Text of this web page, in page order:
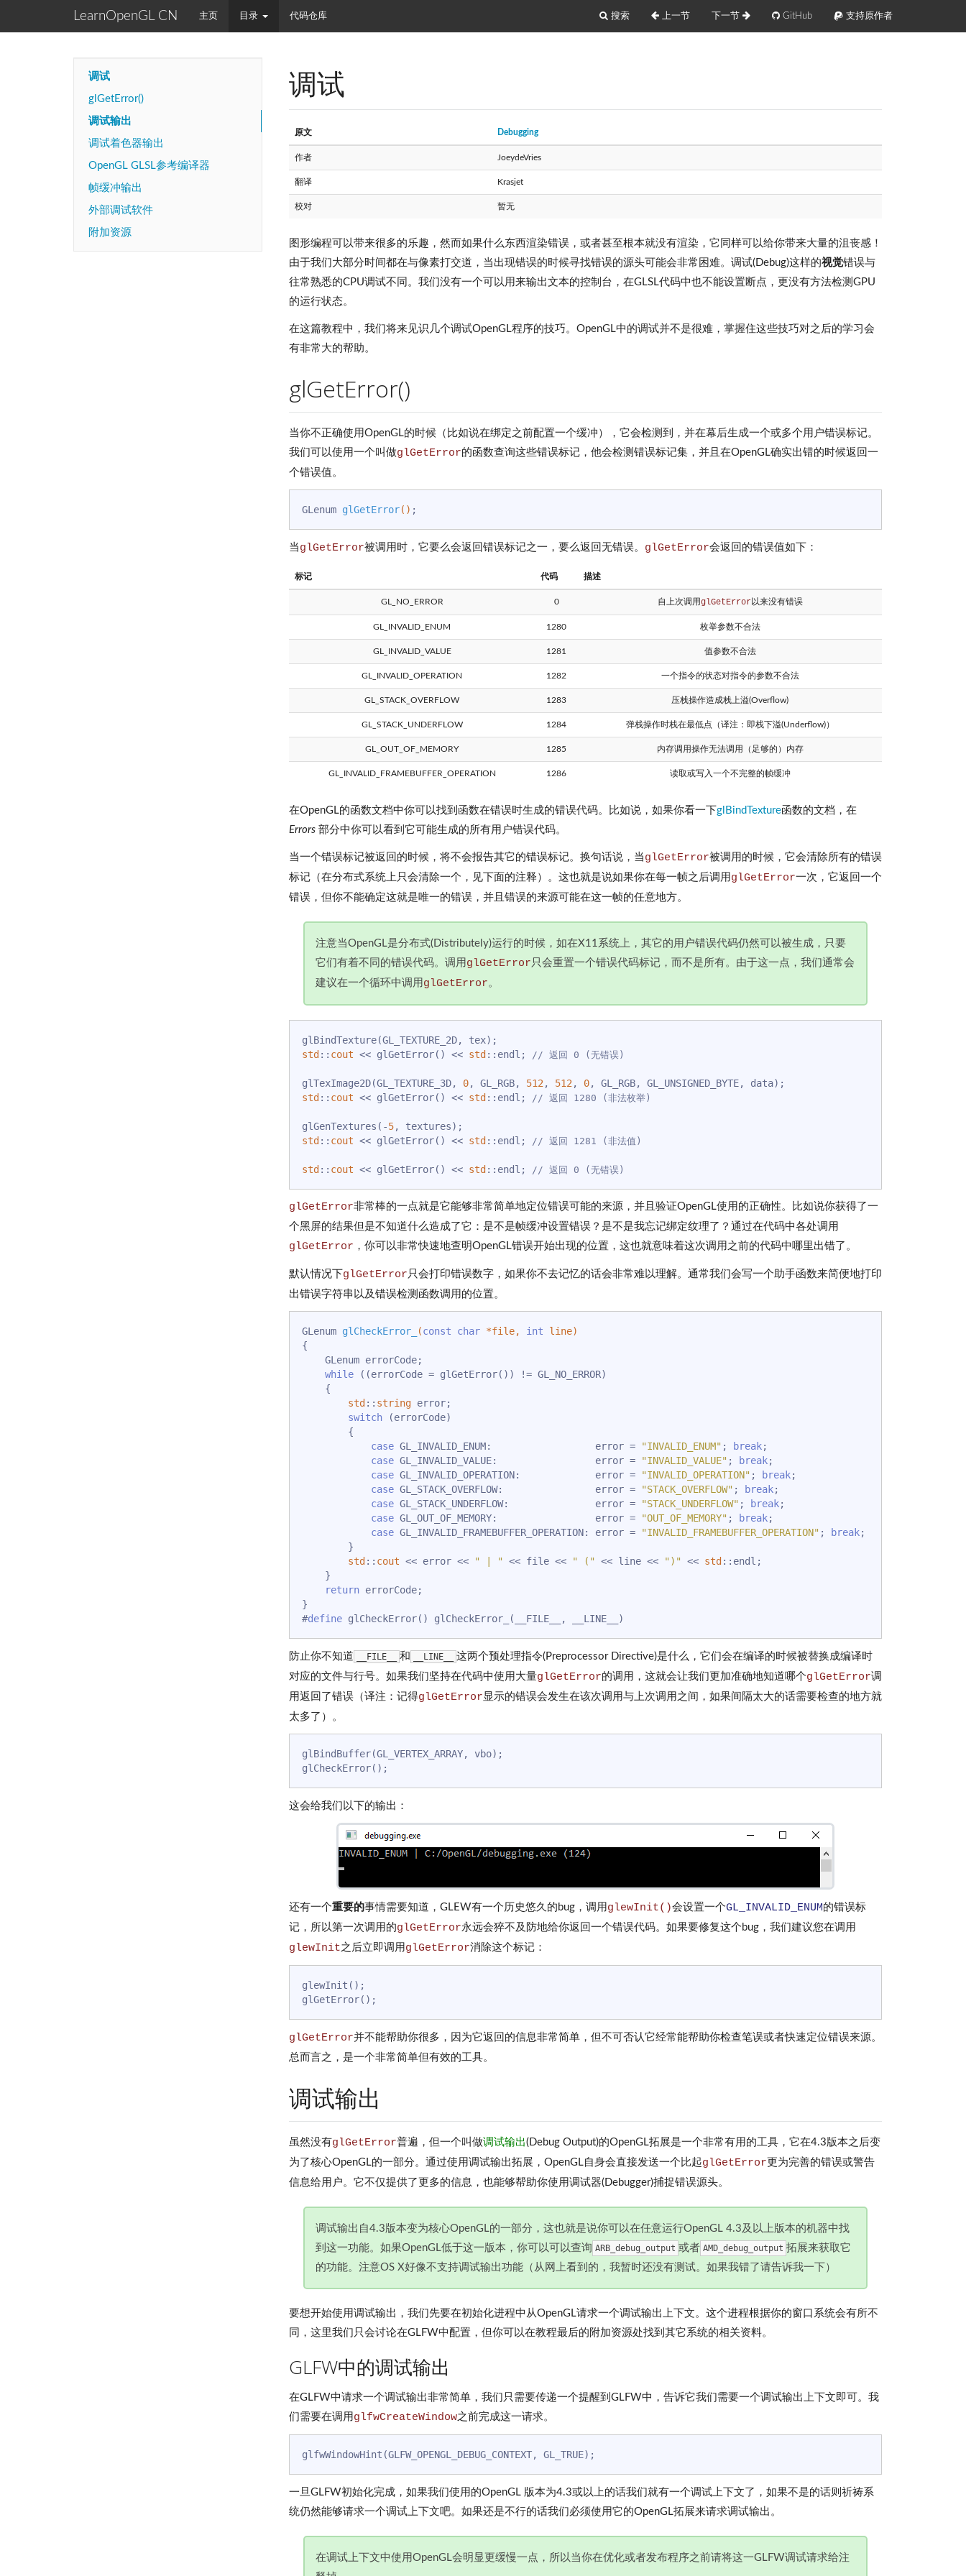
LearnOpenGL CN 主页 目录 代码仓库 搜索 上一节 下一节 GitHub 支持原作者
调试
glGetError()
调试输出
调试着色器输出
OpenGL GLSL参考编译器
帧缓冲输出
外部调试软件
附加资源
调试
原文 Debugging
作者 JoeydeVries
翻译 Krasjet
校对 暂无
图形编程可以带来很多的乐趣，然而如果什么东西渲染错误，或者甚至根本就没有渲染，它同样可以给你带来大量的沮丧感！
由于我们大部分时间都在与像素打交道，当出现错误的时候寻找错误的源头可能会非常困难。调试(Debug)这样的视觉错误与
往常熟悉的CPU调试不同。我们没有一个可以用来输出文本的控制台，在GLSL代码中也不能设置断点，更没有方法检测GPU
的运行状态。
在这篇教程中，我们将来见识几个调试OpenGL程序的技巧。OpenGL中的调试并不是很难，掌握住这些技巧对之后的学习会
有非常大的帮助。
glGetError()
当你不正确使用OpenGL的时候（比如说在绑定之前配置一个缓冲），它会检测到，并在幕后生成一个或多个用户错误标记。
我们可以使用一个叫做glGetError的函数查询这些错误标记，他会检测错误标记集，并且在OpenGL确实出错的时候返回一
个错误值。
GLenum glGetError()
当 glGetError被调用时，它要么会返回错误标记之一，要么返回无错误。 glGetError会返回的错误值如下：
标记 代码 描述
GL_NO_ERROR 0 自上次调用glGetError以来没有错误
GL_INVALID_ENUM 1280 枚举参数不合法
GL_INVALID_VALUE 1281 值参数不合法
GL_INVALID_OPERATION 1282 一个指令的状态对指令的参数不合法
GL_STACK_OVERFLOW 1283 压栈操作造成栈上溢(Overflow)
GL_STACK_UNDERFLOW 1284 弹栈操作时栈在最低点（译注：即栈下溢(Underflow)）
GL_OUT_OF_MEMORY 1285 内存调用操作无法调用（足够的）内存
GL_INVALID_FRAMEBUFFER_OPERATION 1286 读取或写入一个不完整的帧缓冲
在OpenGL的函数文档中你可以找到函数在错误时生成的错误代码。比如说，如果你看一下glBindTexture函数的文档，在
Errors 部分中你可以看到它可能生成的所有用户错误代码。
当一个错误标记被返回的时候，将不会报告其它的错误标记。换句话说，当 glGetError被调用的时候，它会清除所有的错误
标记（在分布式系统上只会清除一个，见下面的注释）。这也就是说如果你在每一帧之后调用 glGetError一次，它返回一个
错误，但你不能确定这就是唯一的错误，并且错误的来源可能在这一帧的任意地方。
注意当OpenGL是分布式(Distributely)运行的时候，如在X11系统上，其它的用户错误代码仍然可以被生成，只要
它们有着不同的错误代码。调用 glGetError 只会重置一个错误代码标记，而不是所有。由于这一点，我们通常会
建议在一个循环中调用 glGetError 。
std:: cout << glGetError() << std::endl; // 返回 0 (无错误)
glTexImage2D(GL_TEXTURE_3D, 0, GL_RGB, 512 , 512 , 0
std:: cout << glGetError() << std::endl; // 返回 1280 (非法枚举)
glGenTextures(-5
std:: cout << glGetError() << std::endl; // 返回 1281 (非法值)
std:: cout << glGetError() << std::endl; // 返回 0 (无错误)
glGetError非常棒的一点就是它能够非常简单地定位错误可能的来源，并且验证OpenGL使用的正确性。比如说你获得了一
个黑屏的结果但是不知道什么造成了它：是不是帧缓冲设置错误？是不是我忘记绑定纹理了？通过在代码中各处调用
glGetError ，你可以非常快速地查明OpenGL错误开始出现的位置，这也就意味着这次调用之前的代码中哪里出错了。
默认情况下glGetError 只会打印错误数字，如果你不去记忆的话会非常难以理解。通常我们会写一个助手函数来简便地打印
出错误字符串以及错误检测函数调用的位置。
GLenum glCheckError_ (const char *file, int line)
{
while ((errorCode = glGetError()) != GL_NO_ERROR)
std :: string error;
switch (errorCode)
case GL_INVALID_ENUM:                  error = "INVALID_ENUM" ; break;
case GL_INVALID_VALUE:                 error = "INVALID_VALUE" ; break;
case GL_INVALID_OPERATION:             error = "INVALID_OPERATION" ; break;
case GL_STACK_OVERFLOW:                error = "STACK_OVERFLOW" ; break;
case GL_STACK_UNDERFLOW:               error = "STACK_UNDERFLOW" ; break;
case GL_OUT_OF_MEMORY:                 error = "OUT_OF_MEMORY" ; break;
case GL_INVALID_FRAMEBUFFER_OPERATION: error = "INVALID_FRAMEBUFFER_OPERATION" ; break;
std :: cout << error << " | " << file << " (" << line << ")" << std ::endl;
return errorCode;
#define glCheckError() glCheckError_(__FILE__, __LINE__)
防止你不知道 __FILE__ 和 __LINE__
这两个预处理指令(Preprocessor Directive)是什么，它们会在编译的时候被替换成编译时
对应的文件与行号。如果我们坚持在代码中使用大量glGetError的调用，这就会让我们更加准确地知道哪个glGetError调
用返回了错误（译注：记得glGetError 显示的错误会发生在该次调用与上次调用之间，如果间隔太大的话需要检查的地方就
太多了）。
glBindBuffer(GL_VERTEX_ARRAY, vbo);
这会给我们以下的输出：
还有一个重要的事情需要知道，GLEW有一个历史悠久的bug，调用 glewInit()会设置一个GL_INVALID_ENUM的错误标
记，所以第一次调用的glGetError永远会猝不及防地给你返回一个错误代码。如果要修复这个bug，我们建议您在调用
glewInit之后立即调用 glGetError消除这个标记：
glewInit();
glGetError并不能帮助你很多，因为它返回的信息非常简单，但不可否认它经常能帮助你检查笔误或者快速定位错误来源。
总而言之，是一个非常简单但有效的工具。
调试输出
虽然没有glGetError普遍，但一个叫做调试输出(Debug Output)的OpenGL拓展是一个非常有用的工具，它在4.3版本之后变
为了核心OpenGL的一部分。通过使用调试输出拓展，OpenGL自身会直接发送一个比起glGetError更为完善的错误或警告
信息给用户。它不仅提供了更多的信息，也能够帮助你使用调试器(Debugger)捕捉错误源头。
调试输出自4.3版本变为核心OpenGL的一部分，这也就是说你可以在任意运行OpenGL 4.3及以上版本的机器中找
到这一功能。如果OpenGL低于这一版本，你可以可以查询 ARB_debug_output 或者 AMD_debug_output 拓展来获取它
的功能。注意OS X好像不支持调试输出功能（从网上看到的，我暂时还没有测试。如果我错了请告诉我一下）
要想开始使用调试输出，我们先要在初始化进程中从OpenGL请求一个调试输出上下文。这个进程根据你的窗口系统会有所不
同，这里我们只会讨论在GLFW中配置，但你可以在教程最后的附加资源处找到其它系统的相关资料。
GLFW中的调试输出
在GLFW中请求一个调试输出非常简单，我们只需要传递一个提醒到GLFW中，告诉它我们需要一个调试输出上下文即可。我
们需要在调用 glfwCreateWindow之前完成这一请求。
一旦GLFW初始化完成，如果我们使用的OpenGL 版本为4.3或以上的话我们就有一个调试上下文了，如果不是的话则祈祷系
统仍然能够请求一个调试上下文吧。如果还是不行的话我们必须使用它的OpenGL拓展来请求调试输出。
在调试上下文中使用OpenGL会明显更缓慢一点，所以当你在优化或者发布程序之前请将这一GLFW调试请求给注